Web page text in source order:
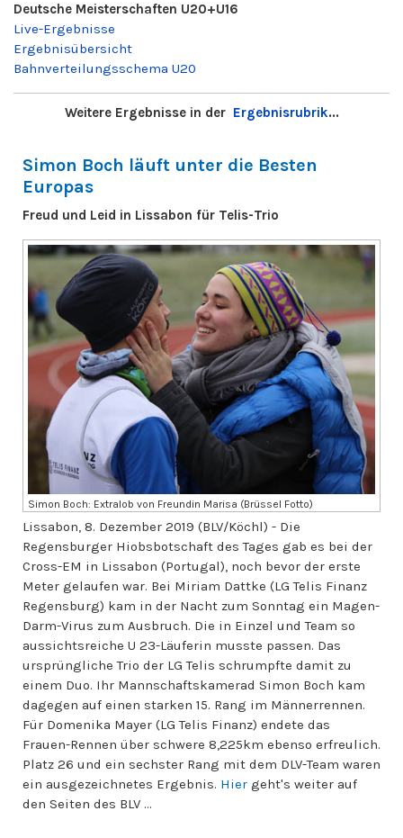
Deutsche Meisterschaften U20+U16
Live-Ergebnisse
Ergebnisübersicht
Bahnverteilungsschema U20
Weitere Ergebnisse in der Ergebnisrubrik...
Simon Boch läuft unter die Besten
Europas
Freud und Leid in Lissabon für Telis-Trio
Simon Boch: Extralob von Freundin Marisa (Brüssel Fotto)
Lissabon, 8. Dezember 2019 (BLV/Köchl) - Die
Regensburger Hiobsbotschaft des Tages gab es bei der
Cross-EM in Lissabon (Portugal), noch bevor der erste
Meter gelaufen war. Bei Miriam Dattke (LG Telis Finanz
Regensburg) kam in der Nacht zum Sonntag ein Magen-
Darm-Virus zum Ausbruch. Die in Einzel und Team so
aussichtsreiche U 23-Läuferin musste passen. Das
ursprüngliche Trio der LG Telis schrumpfte damit zu
einem Duo. Ihr Mannschaftskamerad Simon Boch kam
dagegen auf einen starken 15. Rang im Männerrennen.
Für Domenika Mayer (LG Telis Finanz) endete das
Frauen-Rennen über schwere 8,225km ebenso erfreulich.
Platz 26 und ein sechster Rang mit dem DLV-Team waren
ein ausgezeichnetes Ergebnis. Hier geht's weiter auf
den Seiten des BLV ...